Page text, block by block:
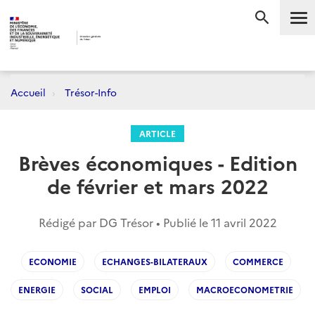
Accueil Trésor-Info
ARTICLE
Brèves économiques - Edition
de février et mars 2022
Rédigé par DG Trésor • Publié le11 avril 2022
ECONOMIE ECHANGES-BILATERAUX COMMERCE
ENERGIE SOCIAL EMPLOI MACROECONOMETRIE